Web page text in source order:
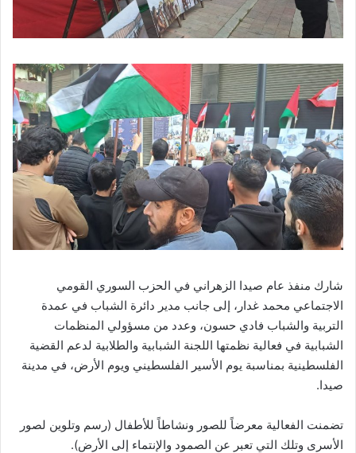
شارك منفذ عام صيدا الزهراني في الحزب السوري القومي
الاجتماعي محمد غدار، إلى جانب مدير دائرة الشباب في عمدة
التربية والشباب فادي حسون، وعدد من مسؤولي المنظمات
الشبابية في فعالية نظمتها اللجنة الشبابية والطلابية لدعم القضية
الفلسطينية بمناسبة يوم الأسير الفلسطيني ويوم الأرض، في مدينة
صيدا.
تضمنت الفعالية معرضاً للصور ونشاطاً للأطفال (رسم وتلوين لصور
الأسرى وتلك التي تعبر عن الصمود والإنتماء إلى الأرض).